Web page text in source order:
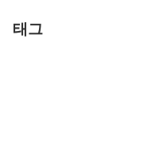
태그